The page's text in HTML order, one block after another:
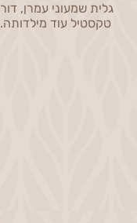
גלית שמעוני עמרן,
טקסטיל עוד